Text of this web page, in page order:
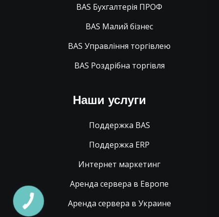
BAS Бухгалтерія ПРОФ
BAS Малий бізнес
BAS Управління торгівлею
BAS Роздрібна торгівля
Наши услуги
Поддержка BAS
Поддержка ERP
Интернет маркетинг
Аренда сервера в Европе
Аренда сервера в Украине